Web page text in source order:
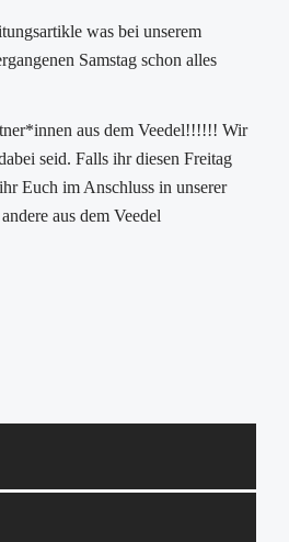
was bei unserem
Samstag schon alles
aus dem Veedel!!!!!! Wir
seid. Falls ihr diesen Freitag
Euch im Anschluss in unserer
aus dem Veedel